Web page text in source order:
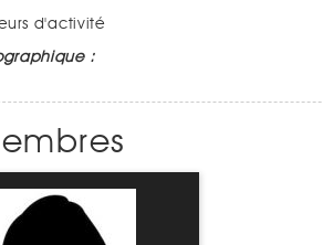
d'activité
: